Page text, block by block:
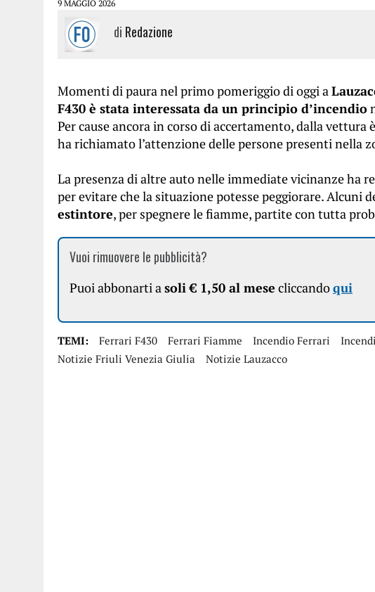
9 MAGGIO 2026
di Redazione
Momenti di paura nel primo pomeriggio di oggi a
F430 è stata interessata da un principio d’incendio
Per cause ancora in corso di accertamento, dalla
ha richiamato l’attenzione delle persone presenti nella
La presenza di altre auto nelle immediate vicinanze ha
per evitare che la situazione potesse peggiorare. Alcuni
estintore, per spegnere le fiamme, partite con tutta
Vuoi rimuovere le pubblicità?
Puoi abbonarti asoli € 1,50 al mese cliccandoqui
TEMI: Ferrari F430 Ferrari Fiamme Incendio Ferrari
Notizie Friuli Venezia Giulia
Notizie Lauzacco